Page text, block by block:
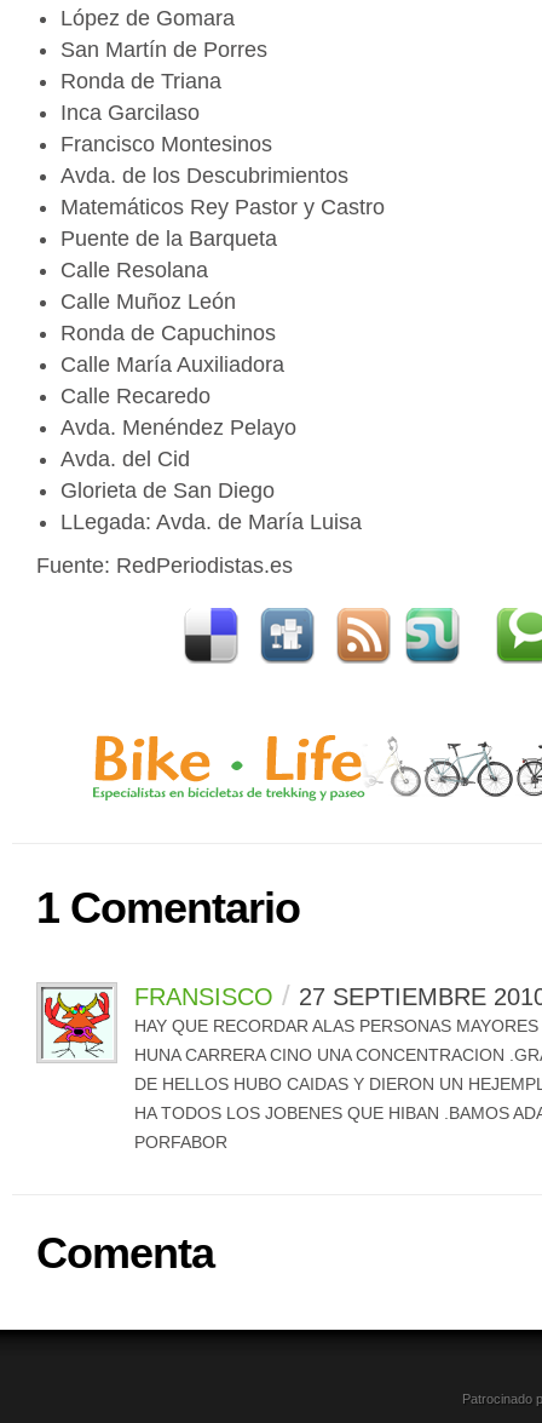
López de Gomara
San Martín de Porres
Ronda de Triana
Inca Garcilaso
Francisco Montesinos
Avda. de los Descubrimientos
Matemáticos Rey Pastor y Castro
Puente de la Barqueta
Calle Resolana
Calle Muñoz León
Ronda de Capuchinos
Calle María Auxiliadora
Calle Recaredo
Avda. Menéndez Pelayo
Avda. del Cid
Glorieta de San Diego
LLegada: Avda. de María Luisa
Fuente: RedPeriodistas.es
1 Comentario
FRANSISCO / 27 SEPTIEMBRE
HAY QUE RECORDAR ALAS PERSONAS
HUNA CARRERA CINO UNA CONCENTRACION
DE HELLOS HUBO CAIDAS Y DIERON UN
HA TODOS LOS JOBENES QUE HIBAN .BAMOS
PORFABOR
Comenta
Patrocinado